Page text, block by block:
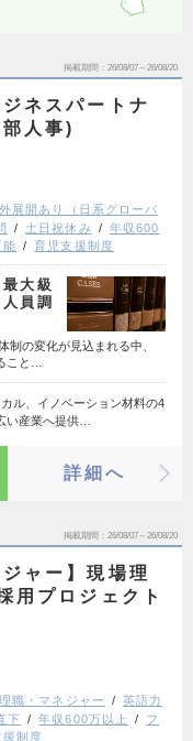
掲載期間 26/08/07～26/08/20
ネスパートナ
人事)
展開あり（日系グローバ
土日祝休み
年収600
能 育児支援制度
大級
員調
制の変化が見込まれる中、
こと…
ル、イノベーション材料の4
い産業へ提供…
詳細へ
掲載期間 26/08/07～26/08/20
ャー】現場理
用プロジェクト
職・マネジャー
英語力
下 年収600万以上
フ
援制度